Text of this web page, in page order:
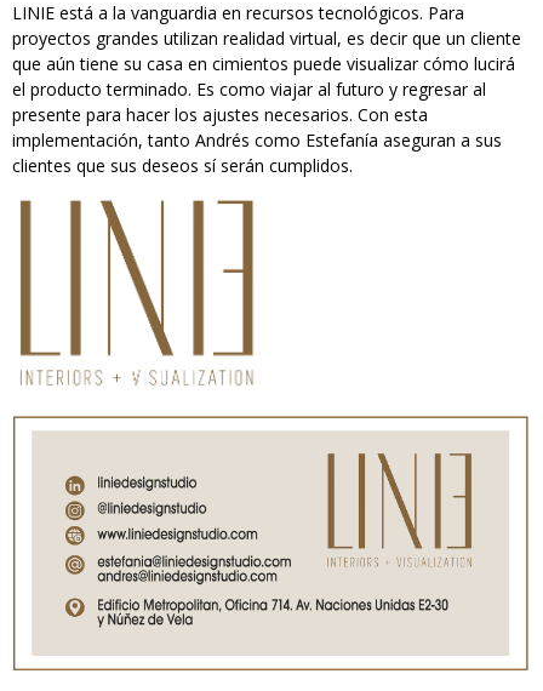
LINIE está a la vanguardia en recursos tecnológicos. Para
proyectos grandes utilizan realidad virtual, es decir que un cliente
que aún tiene su casa en cimientos puede visualizar cómo lucirá
el producto terminado. Es como viajar al futuro y regresar al
presente para hacer los ajustes necesarios. Con esta
implementación, tanto Andrés como Estefanía aseguran a sus
clientes que sus deseos sí serán cumplidos.